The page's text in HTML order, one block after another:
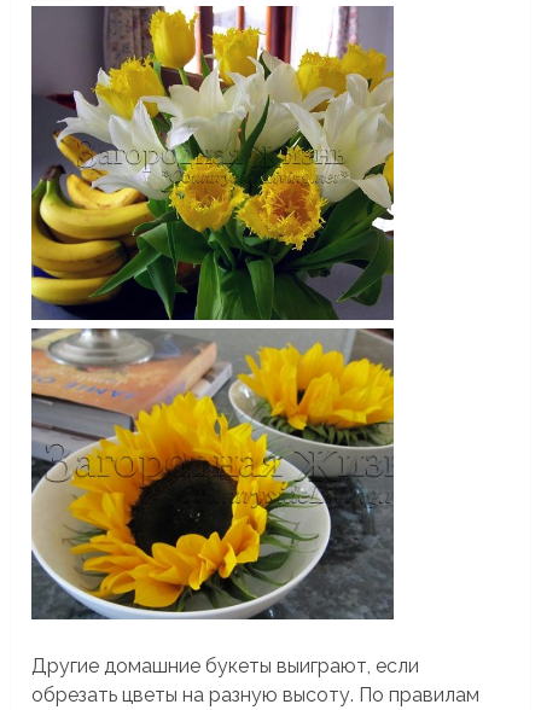
Другие домашние букеты выиграют, если
обрезать цветы на разную высоту. По правилам